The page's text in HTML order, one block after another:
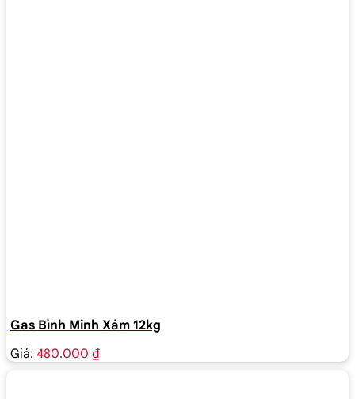
Gas Bình Minh Xám 12kg
Giá: 480.000 ₫